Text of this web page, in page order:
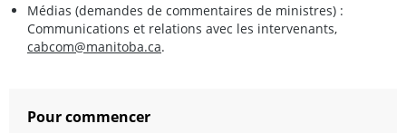
Médias (demandes de commentaires de ministres) :
Communications et relations avec les intervenants,
cabcom@manitoba.ca.
Pour commencer